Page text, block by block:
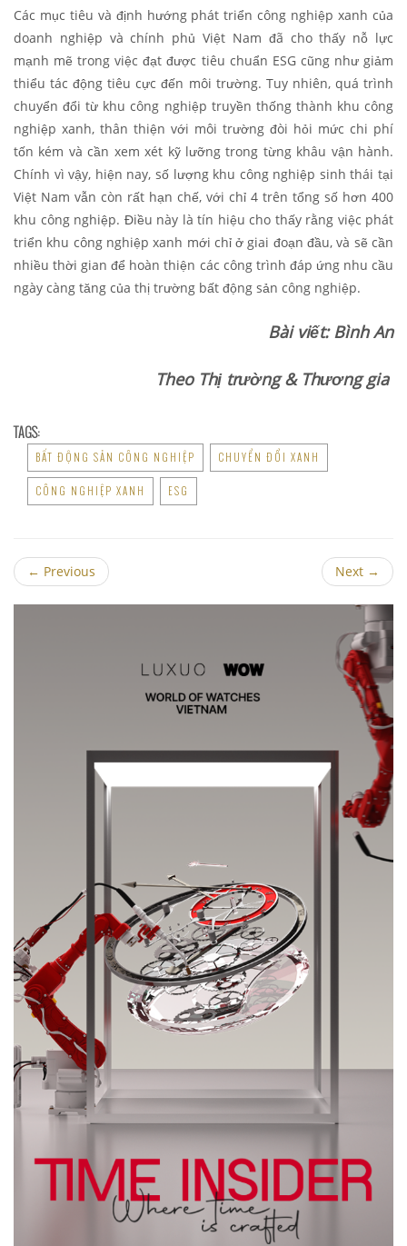
Các mục tiêu và định hướng phát triển công nghiệp xanh của
doanh nghiệp và chính phủ Việt Nam đã cho thấy nỗ lực
mạnh mẽ trong việc đạt được tiêu chuẩn ESG cũng như giảm
thiểu tác động tiêu cực đến môi trường. Tuy nhiên, quá trình
chuyển đổi từ khu công nghiệp truyền thống thành khu công
nghiệp xanh, thân thiện với môi trường đòi hỏi mức chi phí
tốn kém và cần xem xét kỹ lưỡng trong từng khâu vận hành.
Chính vì vậy, hiện nay, số lượng khu công nghiệp sinh thái tại
Việt Nam vẫn còn rất hạn chế, với chỉ 4 trên tổng số hơn 400
khu công nghiệp. Điều này là tín hiệu cho thấy rằng việc phát
triển khu công nghiệp xanh mới chỉ ở giai đoạn đầu, và sẽ cần
nhiều thời gian để hoàn thiện các công trình đáp ứng nhu cầu
ngày càng tăng của thị trường bất động sản công nghiệp.
Bài viết: Bình An
Theo Thị trường & Thương gia
TAGS:
BẤT ĐỘNG SẢN CÔNG NGHIỆP CHUYỂN ĐỔI XANH
CÔNG NGHIỆP XANH ESG
← Previous Next →